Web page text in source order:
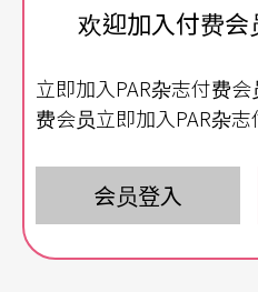
（请分别写在三张纸上）
「接下来，请写出对你
(请分别写在三张纸上，可
欢迎加入付费
立即加入PAR杂志付费
费会员立即加入PAR杂
会员登入